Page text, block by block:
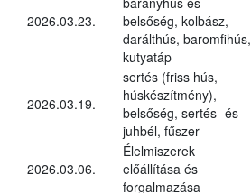
2026.03.23.
belsőség, kolbász,
darálthús, baromfihús,
kutyatáp
2026.03.19.
sertés (friss hús,
húskészítmény),
belsőség, sertés- és
juhbél, fűszer
2026.03.06.
Élelmiszerek
előállítása és
forgalmazása